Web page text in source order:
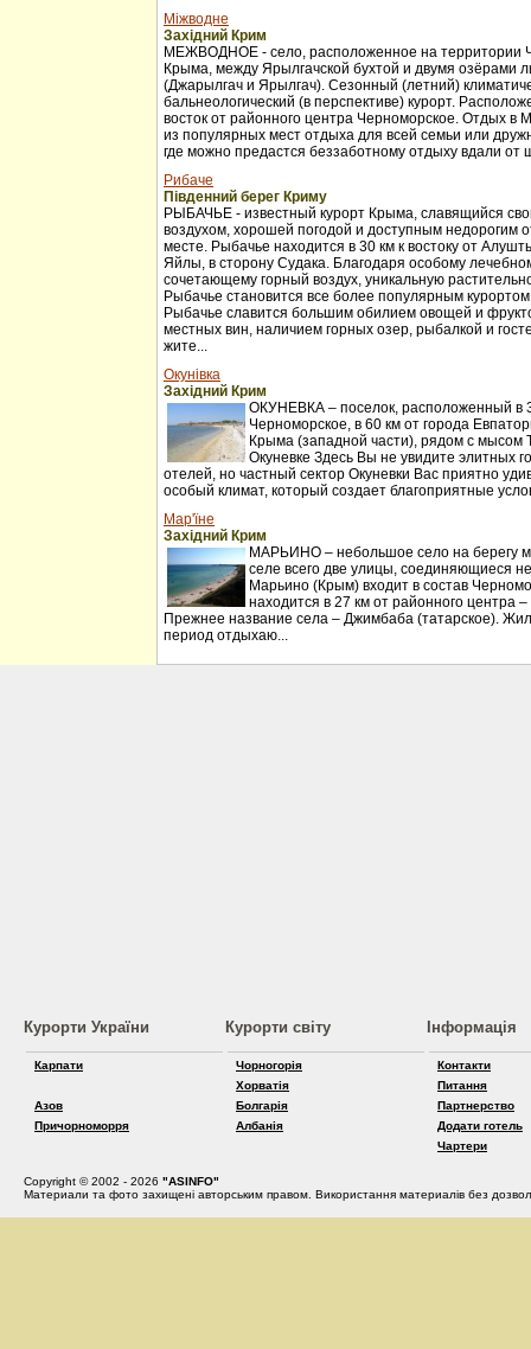
Міжводне
Західний Крим
МЕЖВОДНОЕ - село, расположенное на территории
Крыма, между Ярылгачской бухтой и двумя озёрами
(Джарылгач и Ярылгач). Сезонный (летний)
бальнеологический (в перспективе) курорт.
восток от районного центра Черноморское. Отдых в
из популярных мест отдыха для всей семьи или
где можно предастся беззаботному отдыху вдали от
Рибаче
Південний берег Криму
РЫБАЧЬЕ - известный курорт Крыма, славящийся
воздухом, хорошей погодой и доступным недорогим
месте. Рыбачье находится в 30 км к востоку от
Яйлы, в сторону Судака. Благодаря особому
сочетающему горный воздух, уникальную
Рыбачье становится все более популярным
Рыбачье славится большим обилием овощей и
местных вин, наличием горных озер, рыбалкой и
жите...
Окунівка
Західний Крим
ОКУНЕВКА – поселок, расположенный в
Черноморское, в 60 км от города
Крыма (западной части), рядом с мысом
Окуневке Здесь Вы не увидите элитных
отелей, но частный сектор Окуневки Вас приятно
особый климат, который создает благоприятные
Мар'їне
Західний Крим
МАРЬИНО – небольшое село на берегу
селе всего две улицы, соединяющиеся
Марьино (Крым) входит в состав
находится в 27 км от районного центра
Прежнее название села – Джимбаба (татарское).
период отдыхаю...
Курорти України
Карпати
Азов
Причорноморря
Курорти світу
Чорногорія
Хорватія
Болгарія
Албанія
Інформація
Контакти
Питання
Партнерство
Додати готель
Чартери
Copyright © 2002 - 2026 "ASINFO"
Материали та фото захищені авторським правом. Використання материалів без